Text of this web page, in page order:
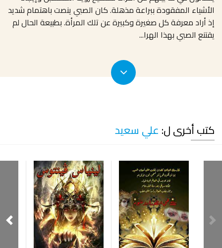
الأشياء المفقودة ببراعة مذهلة. كان الصبي ينصت باهتمام شديد
إذ أراد معرفة كل صغيرة وكبيرة عن تلك المرأة. بطبيعة الحال لم
يقتنع الصبي بهذا الهرا...
كتب أخرى ل: علي سعيد